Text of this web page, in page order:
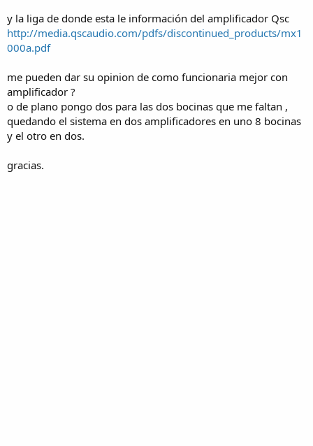
y la liga de donde esta le información del amplificador Qsc
http://media.qscaudio.com/pdfs/discontinued_products/mx1
000a.pdf
me pueden dar su opinion de como funcionaria mejor con
amplificador ?
o de plano pongo dos para las dos bocinas que me faltan ,
quedando el sistema en dos amplificadores en uno 8 bocinas
y el otro en dos.
gracias.